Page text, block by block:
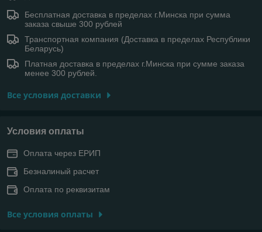
Бесплатная доставка в пределах г.Минска при сумма
заказа свыше 300 рублей
Транспортная компания (Доставка в пределах Республики
Беларусь)
Платная доставка в пределах г.Минска при сумме заказа
менее 300 рублей.
Все условия доставки
Условия оплаты
Оплата через ЕРИП
Безналиный расчет
Оплата по реквизитам
Все условия оплаты